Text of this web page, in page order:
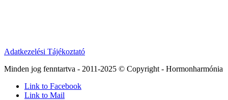
Adatkezelési Tájékoztató
Minden jog fenntartva - 2011-2025 © Copyright - Hormonharmónia
Link to Facebook
Link to Mail